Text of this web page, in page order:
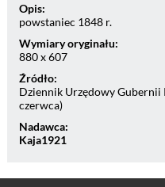
Opis:
powstaniec 1848 r.
Wymiary oryginału:
880 x 607
Źródło:
Dziennik Urzędowy Gubernii
czerwca)
Nadawca:
Kaja1921